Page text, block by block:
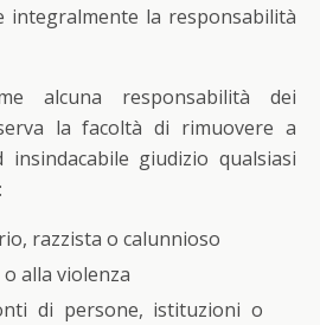
integralmente la responsabilità
alcuna responsabilità dei
la facoltà di rimuovere a
giudizio qualsiasi
razzista o calunnioso
alla violenza
di persone, istituzioni o